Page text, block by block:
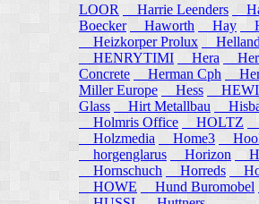
LOOR
Harrie Leenders
Boecker
Haworth Hay
Heizkorper Prolux
Helland
HENRYTIMI
Hera
Concrete
Herman Cph
Miller Europe
Hess HEWI
Glass
Hirt Metallbau
Holmris Office
HOLTZ
Holzmedia
Home3
horgenglarus
Horizon
Hornschuch
Horreds
HOWE
Hund Buromobel